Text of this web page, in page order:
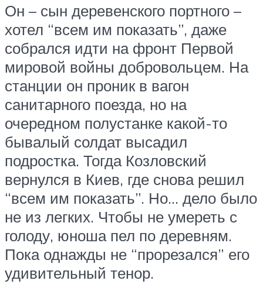
Он – сын деревенского портного –
хотел “всем им показать”, даже
собрался идти на фронт Первой
мировой войны добровольцем. На
станции он проник в вагон
санитарного поезда, но на
очередном полустанке какой-то
бывалый солдат высадил
подростка. Тогда Козловский
вернулся в Киев, где снова решил
“всем им показать”. Но… дело было
не из легких. Чтобы не умереть с
голоду, юноша пел по деревням.
Пока однажды не “прорезался” его
удивительный тенор.